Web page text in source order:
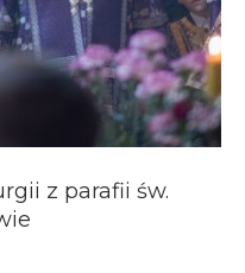
z parafii św.